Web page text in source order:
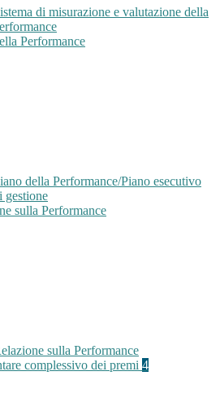
di misurazione e valutazione della
Performance
della Performance/Piano esecutivo
gestione
sulla Performance
sulla Performance
complessivo dei premi 4